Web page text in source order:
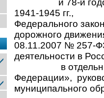
и 78-й
1941-1945 гг.,
Федерального
дорожного
08.11.2007 № 257-
деятельности в
в отдельные
Федерации»,
муниципального